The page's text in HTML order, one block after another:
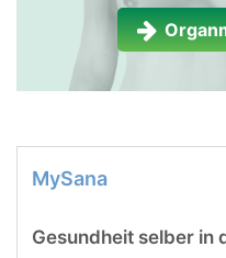
MySana
Gesundheit selber in